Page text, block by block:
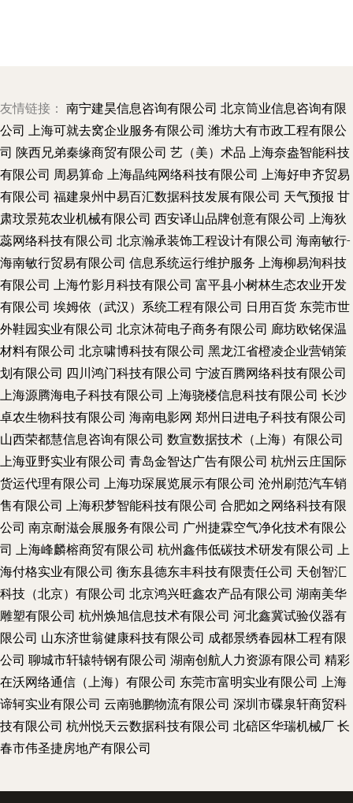
友情链接： 南宁建昊信息咨询有限公司 北京筒业信息咨询有限
公司 上海可就去窝企业服务有限公司 潍坊大有市政工程有限公
司 陕西兄弟秦缘商贸有限公司 艺（美）术品 上海奈盎智能科技
有限公司 周易算命 上海晶纯网络科技有限公司 上海好申齐贸易
有限公司 福建泉州中易百汇数据科技发展有限公司 天气预报 甘
肃玟景苑农业机械有限公司 西安译山品牌创意有限公司 上海狄
蕊网络科技有限公司 北京瀚承装饰工程设计有限公司 海南敏行-
海南敏行贸易有限公司 信息系统运行维护服务 上海柳易洵科技
有限公司 上海竹影月科技有限公司 富平县小树林生态农业开发
有限公司 埃姆依（武汉）系统工程有限公司 日用百货 东莞市世
外鞋园实业有限公司 北京沐荷电子商务有限公司 廊坊欧铭保温
材料有限公司 北京啸博科技有限公司 黑龙江省橙凌企业营销策
划有限公司 四川鸿门科技有限公司 宁波百腾网络科技有限公司
上海源腾海电子科技有限公司 上海骁楼信息科技有限公司 长沙
卓农生物科技有限公司 海南电影网 郑州日进电子科技有限公司
山西荣都慧信息咨询有限公司 数宣数据技术（上海）有限公司
上海亚野实业有限公司 青岛金智达广告有限公司 杭州云庄国际
货运代理有限公司 上海功琛展览展示有限公司 沧州刷范汽车销
售有限公司 上海积梦智能科技有限公司 合肥如之网络科技有限
公司 南京耐滋会展服务有限公司 广州捷霖空气净化技术有限公
司 上海峰麟榕商贸有限公司 杭州鑫伟低碳技术研发有限公司 上
海付格实业有限公司 衡东县德东丰科技有限责任公司 天创智汇
科技（北京）有限公司 北京鸿兴旺鑫农产品有限公司 湖南美华
雕塑有限公司 杭州焕旭信息技术有限公司 河北鑫冀试验仪器有
限公司 山东济世翁健康科技有限公司 成都景绣春园林工程有限
公司 聊城市轩辕特钢有限公司 湖南创航人力资源有限公司 精彩
在沃网络通信（上海）有限公司 东莞市富明实业有限公司 上海
谛轲实业有限公司 云南驰鹏物流有限公司 深圳市碟泉轩商贸科
技有限公司 杭州悦天云数据科技有限公司 北碚区华瑞机械厂 长
春市伟圣捷房地产有限公司